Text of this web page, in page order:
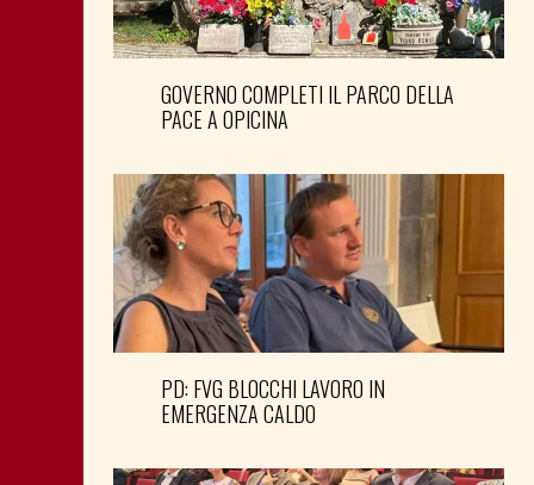
GOVERNO COMPLETI IL PARCO DELLA
PACE A OPICINA
PD: FVG BLOCCHI LAVORO IN
EMERGENZA CALDO